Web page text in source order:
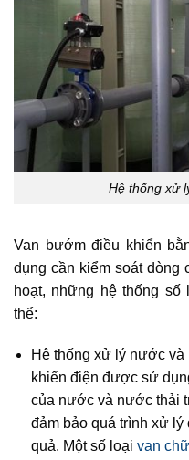
Hệ thống xử
Van bướm điều khiển
dụng cần kiểm soát dòng
hoạt, những hệ thống
thể:
Hệ thống xử lý nước
khiển điện được sử
của nước và nước thải
đảm bảo quá trình xử lý
quả. Một số loại van